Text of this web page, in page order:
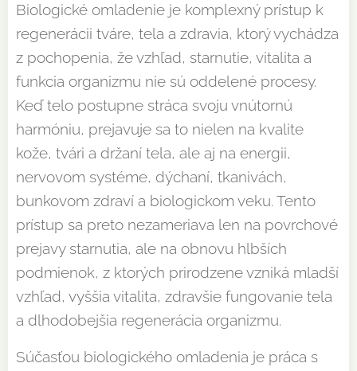
Biologické omladenie je komplexný prístup k
regenerácii tváre, tela a zdravia, ktorý vychádza
z pochopenia, že vzhľad, starnutie, vitalita a
funkcia organizmu nie sú oddelené procesy.
Keď telo postupne stráca svoju vnútornú
harmóniu, prejavuje sa to nielen na kvalite
kože, tvári a držaní tela, ale aj na energii,
nervovom systéme, dýchaní, tkanivách,
bunkovom zdraví a biologickom veku. Tento
prístup sa preto nezameriava len na povrchové
prejavy starnutia, ale na obnovu hlbších
podmienok, z ktorých prirodzene vzniká mladší
vzhľad, vyššia vitalita, zdravšie fungovanie tela
a dlhodobejšia regenerácia organizmu.
Súčasťou biologického omladenia je práca s